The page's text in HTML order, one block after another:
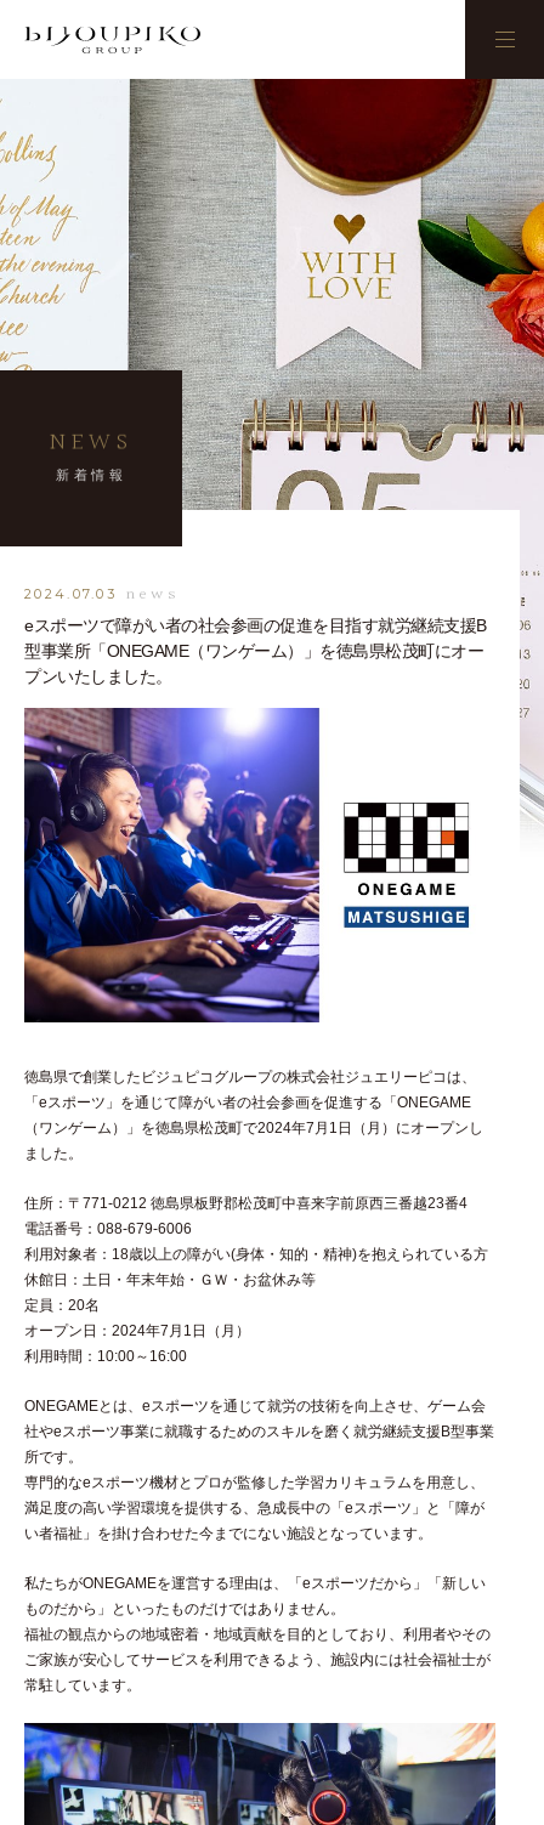
NEWS
新着情報
2024.07.03 news
eスポーツで障がい者の社会参画の促進を目指す就労継続支援B
型事業所「ONEGAME（ワンゲーム）」を徳島県松茂町にオー
プンいたしました。
徳島県で創業したビジュピコグループの株式会社ジュエリーピコは、
「eスポーツ」を通じて障がい者の社会参画を促進する「ONEGAME
（ワンゲーム）」を徳島県松茂町で2024年7月1日（月）にオープンし
ました。
住所：〒771-0212 徳島県板野郡松茂町中喜来字前原西三番越23番4
電話番号：088-679-6006
利用対象者：18歳以上の障がい(身体・知的・精神)を抱えられている方
休館日：土日・年末年始・ＧＷ・お盆休み等
定員：20名
オープン日：2024年7月1日（月）
利用時間：10:00～16:00
ONEGAMEとは、eスポーツを通じて就労の技術を向上させ、ゲーム会
社やeスポーツ事業に就職するためのスキルを磨く就労継続支援B型事業
所です。
専門的なeスポーツ機材とプロが監修した学習カリキュラムを用意し、
満足度の高い学習環境を提供する、急成長中の「eスポーツ」と「障が
い者福祉」を掛け合わせた今までにない施設となっています。
私たちがONEGAMEを運営する理由は、「eスポーツだから」「新しい
ものだから」といったものだけではありません。
福祉の観点からの地域密着・地域貢献を目的としており、利用者やその
ご家族が安心してサービスを利用できるよう、施設内には社会福祉士が
常駐しています。